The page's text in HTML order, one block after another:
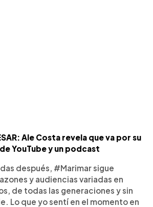
Ale Costa revela que va por su
YouTube y un podcast
después, #Marimar sigue
y audiencias variadas en
de todas las generaciones y sin
Lo que yo sentí en el momento en